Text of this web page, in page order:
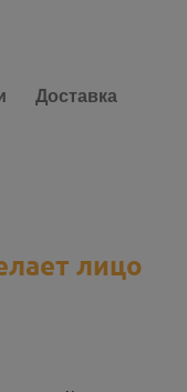
Доставка
лицо